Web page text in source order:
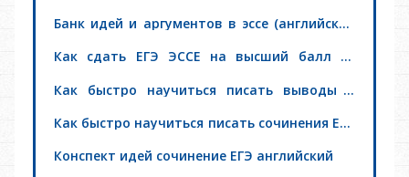
подхода «Материальное-Духовное»
Банк идей и аргументов в эссе (английский
язык ЕГЭ)
Как сдать ЕГЭ ЭССЕ на высший балл со
«Школой Сочинений»
Как быстро научиться писать выводы в
сочинении ЕГЭ (английский язык)
Как быстро научиться писать сочинения ЕГЭ
(английский язык)
Конспект идей сочинение ЕГЭ английский